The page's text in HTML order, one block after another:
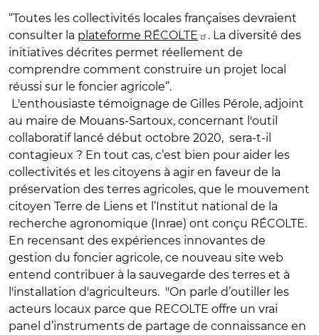
“Toutes les collectivités locales françaises devraient
consulter la plateforme RÉCOLTE
. La diversité des
initiatives décrites permet réellement de
comprendre comment construire un projet local
réussi sur le foncier agricole”.
L'enthousiaste témoignage de Gilles Pérole, adjoint
au maire de Mouans-Sartoux, concernant l'outil
collaboratif lancé début octobre 2020, sera-t-il
contagieux ? En tout cas, c’est bien pour aider les
collectivités et les citoyens à agir en faveur de la
préservation des terres agricoles, que le mouvement
citoyen Terre de Liens et l’Institut national de la
recherche agronomique (Inrae) ont conçu RÉCOLTE.
En recensant des expériences innovantes de
gestion du foncier agricole, ce nouveau site web
entend contribuer à la sauvegarde des terres et à
l'installation d'agriculteurs. "On parle d’outiller les
acteurs locaux parce que RECOLTE offre un vrai
panel d’instruments de partage de connaissance en